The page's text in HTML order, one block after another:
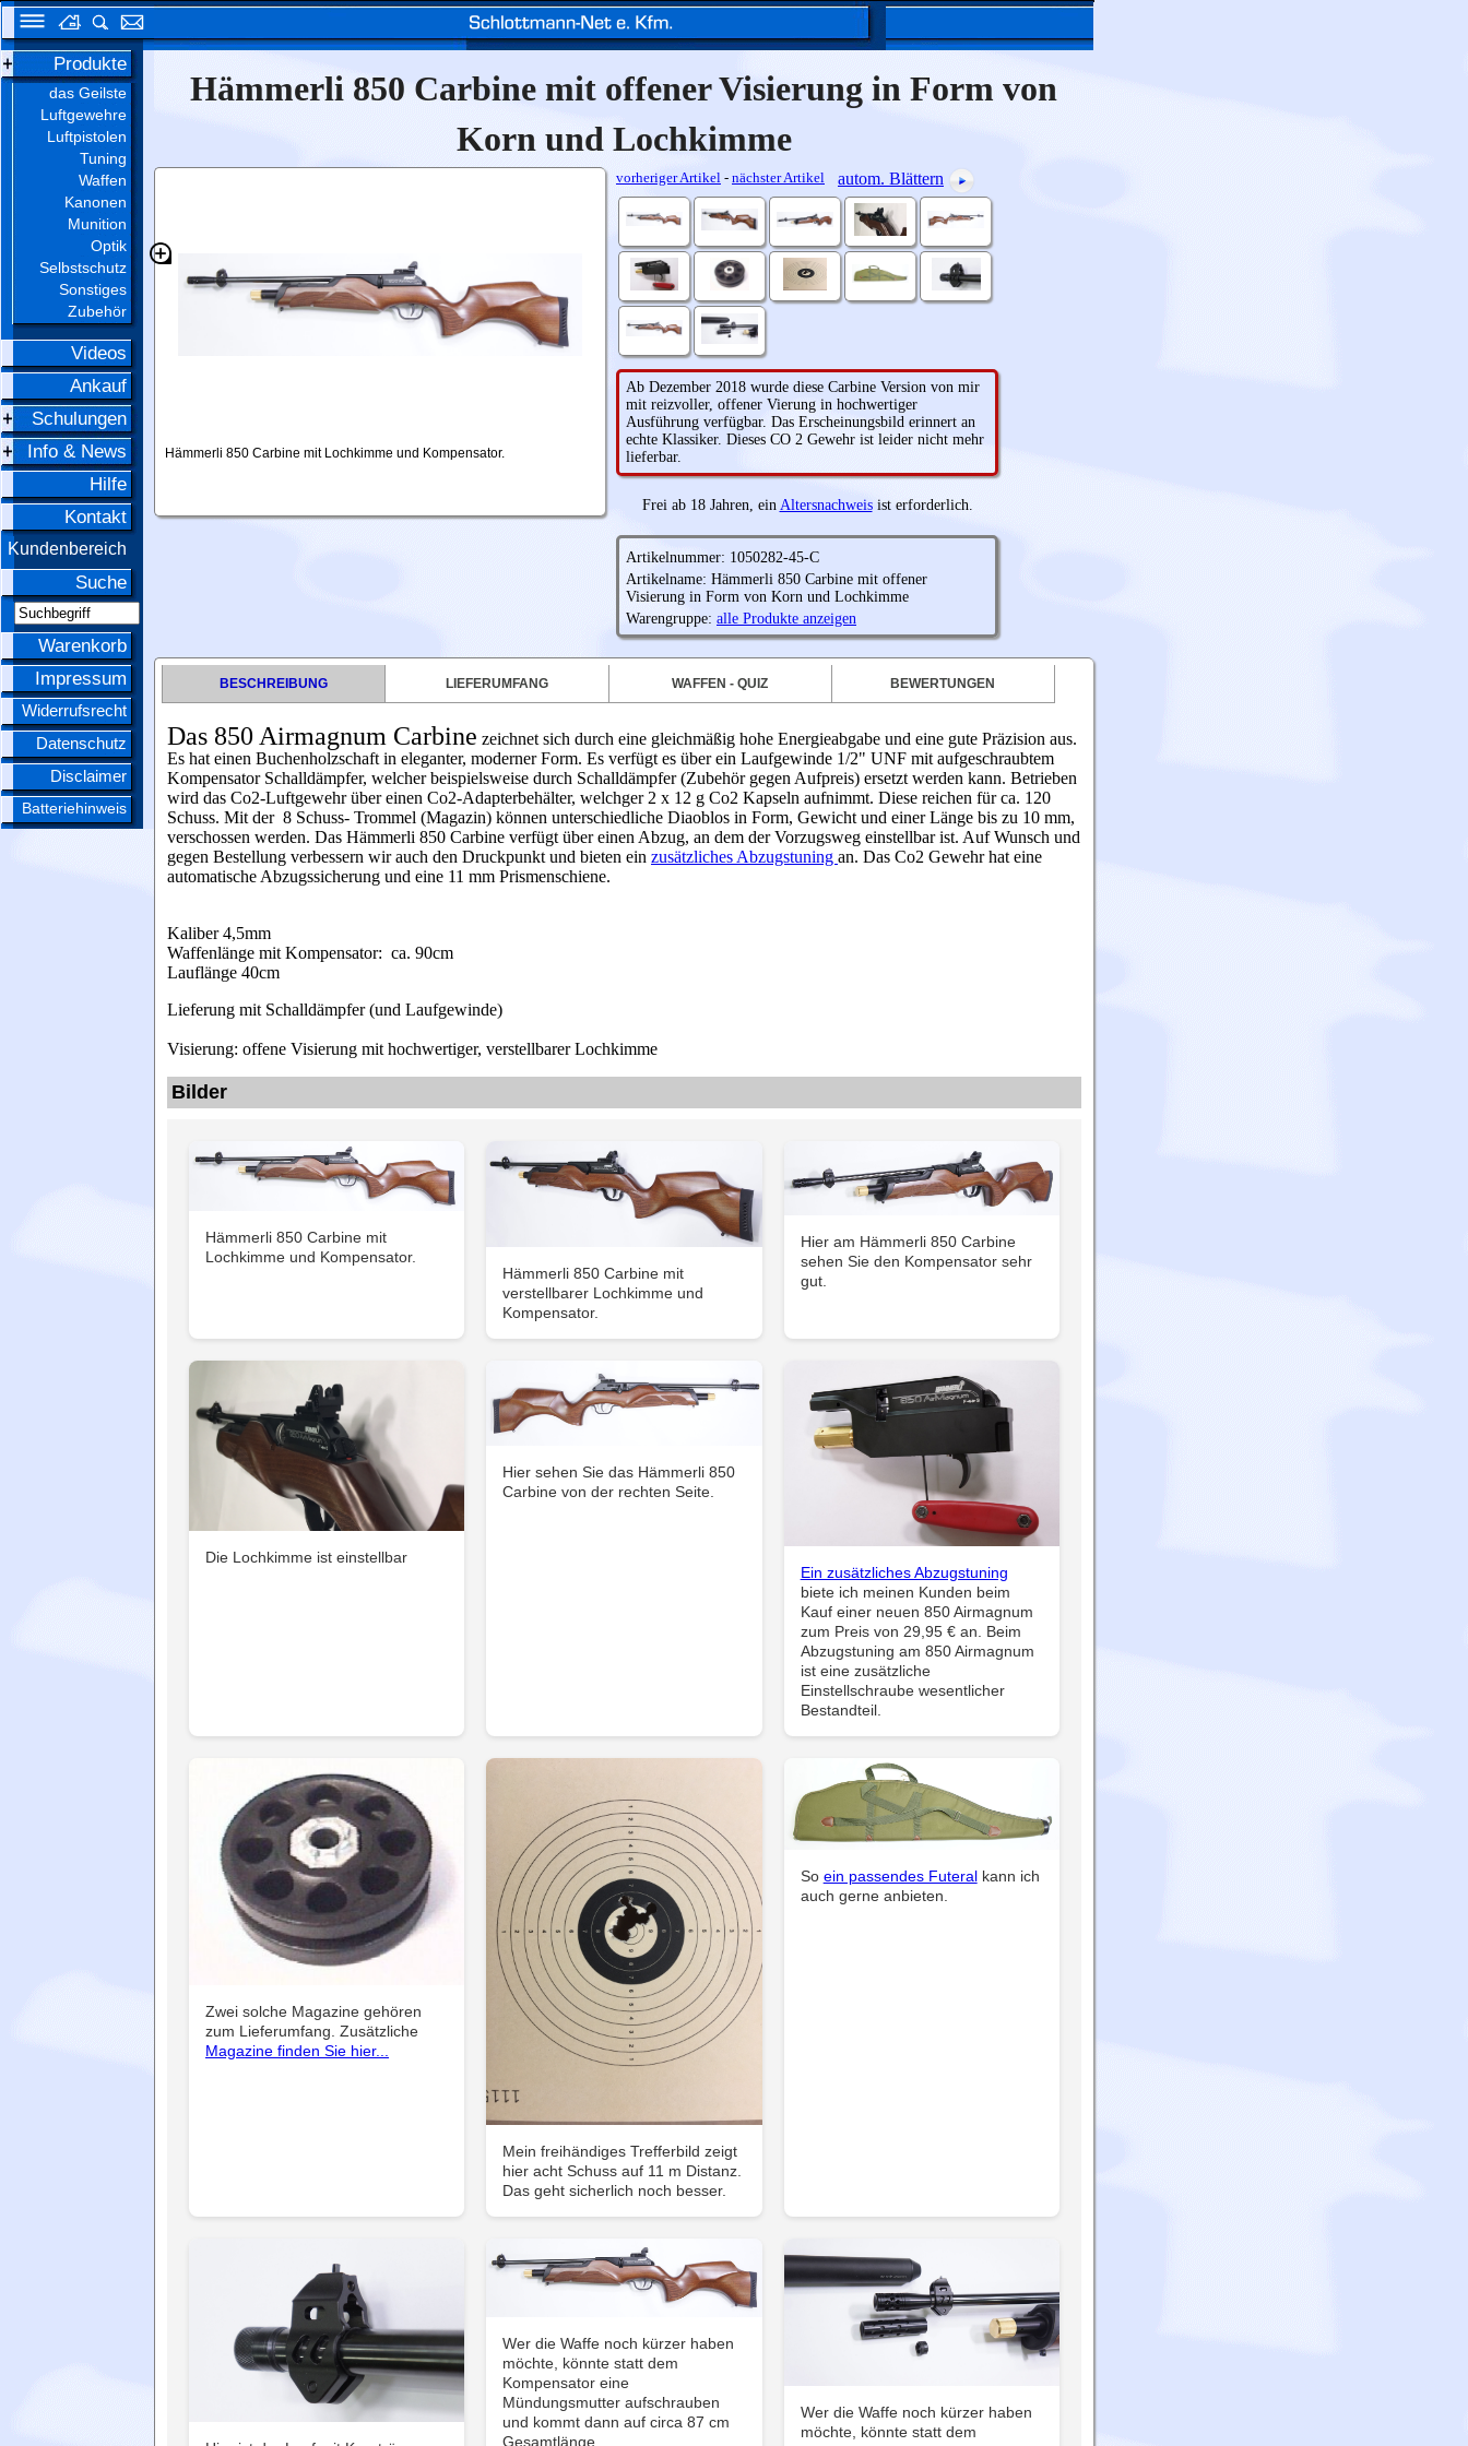
Produkte
das Geilste
Luftgewehre
Luftpistolen
Tuning
Waffen
Kanonen
Munition
Optik
Selbstschutz
Sonstiges
Zubehör
Videos
Ankauf
Schulungen
Info & News
Hilfe
Kontakt
Kundenbereich
Suche
Warenkorb
Impressum
Widerrufsrecht
Datenschutz
Disclaimer
Batteriehinweis
Hämmerli 850 Carbine mit offener Visierung in Form von
Korn und Lochkimme
Hämmerli 850 Carbine mit Lochkimme und Kompensator.
vorheriger Artikel - nächster Artikel autom. Blättern
Ab Dezember 2018 wurde diese Carbine Version von mir
mit reizvoller, offener Vierung in hochwertiger
Ausführung verfügbar. Das Erscheinungsbild erinnert an
echte Klassiker. Dieses CO 2 Gewehr ist leider nicht mehr
lieferbar.
Frei ab 18 Jahren, ein Altersnachweisist erforderlich.
Artikelnummer: 1050282-45-C
Artikelname: Hämmerli 850 Carbine mit offener
Visierung in Form von Korn und Lochkimme
Warengruppe: alle Produkte anzeigen
BESCHREIBUNG LIEFERUMFANG WAFFEN - QUIZ BEWERTUNGEN
Das 850 Airmagnum Carbine zeichnet sich durch eine gleichmäßig hohe Energieabgabe und eine gute Präzision aus.
Es hat einen Buchenholzschaft in eleganter, moderner Form. Es verfügt es über ein Laufgewinde 1/2" UNF mit aufgeschraubtem
Kompensator Schalldämpfer, welcher beispielsweise durch Schalldämpfer (Zubehör gegen Aufpreis) ersetzt werden kann. Betrieben
wird das Co2-Luftgewehr über einen Co2-Adapterbehälter, welchger 2 x 12 g Co2 Kapseln aufnimmt. Diese reichen für ca. 120
Schuss. Mit der 8 Schuss- Trommel (Magazin) können unterschiedliche Diaoblos in Form, Gewicht und einer Länge bis zu 10 mm,
verschossen werden. Das Hämmerli 850 Carbine verfügt über einen Abzug, an dem der Vorzugsweg einstellbar ist. Auf Wunsch und
gegen Bestellung verbessern wir auch den Druckpunkt und bieten ein zusätzliches Abzugstuning an. Das Co2 Gewehr hat eine
automatische Abzugssicherung und eine 11 mm Prismenschiene.
Kaliber 4,5mm
Waffenlänge mit Kompensator: ca. 90cm
Lauflänge 40cm
Lieferung mit Schalldämpfer (und Laufgewinde)
Visierung: offene Visierung mit hochwertiger, verstellbarer Lochkimme
Bilder
Hämmerli 850 Carbine mit
Lochkimme und Kompensator.
Hämmerli 850 Carbine mit
verstellbarer Lochkimme und
Kompensator.
Hier am Hämmerli 850 Carbine
sehen Sie den Kompensator sehr
gut.
Die Lochkimme ist einstellbar
Hier sehen Sie das Hämmerli 850
Carbine von der rechten Seite.
Ein zusätzliches Abzugstuning
biete ich meinen Kunden beim
Kauf einer neuen 850 Airmagnum
zum Preis von 29,95 € an. Beim
Abzugstuning am 850 Airmagnum
ist eine zusätzliche
Einstellschraube wesentlicher
Bestandteil.
Zwei solche Magazine gehören
zum Lieferumfang. Zusätzliche
Magazine finden Sie hier...
Mein freihändiges Trefferbild zeigt
hier acht Schuss auf 11 m Distanz.
Das geht sicherlich noch besser.
So ein passendes Futeralkann ich
auch gerne anbieten.
Wer die Waffe noch kürzer haben
möchte, könnte statt dem
Kompensator eine
Mündungsmutter aufschrauben
und kommt dann auf circa 87 cm
Gesamtlänge.
Wer die Waffe noch kürzer haben
möchte, könnte statt dem